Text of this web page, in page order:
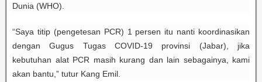
Dunia (WHO).
“Saya titip (pengetesan PCR) 1 persen itu nanti koordinasikan
dengan Gugus Tugas COVID-19 provinsi (Jabar), jika
kebutuhan alat PCR masih kurang dan lain sebagainya, kami
akan bantu,” tutur Kang Emil.